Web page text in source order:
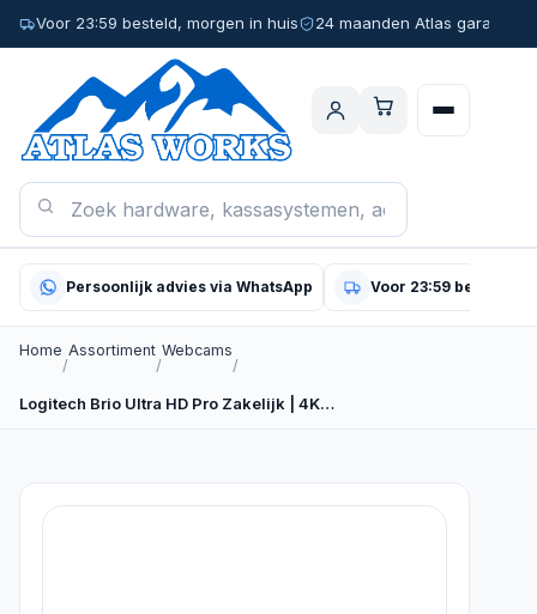
Voor 23:59 besteld, morgen in huis 24 maanden Atlas garantie
Persoonlijk advies via WhatsApp Voor 23:59 besteld,
Home
/
Assortiment
/
Webcams
/
Logitech Brio Ultra HD Pro Zakelijk | 4K…